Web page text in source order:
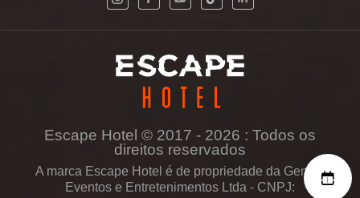
Escape Hotel © 2017 - 2026 : Todos os
direitos reservados
A marca Escape Hotel é de propriedade da Genius
Eventos e Entretenimentos Ltda - CNPJ: